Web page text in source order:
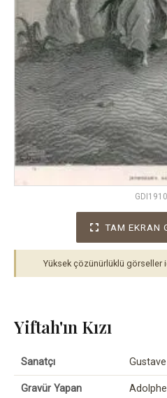
TAM EKRAN
Yüksek çözünürlüklü görseller
Yiftah'ın Kızı
Sanatçı
Gravür Yapan